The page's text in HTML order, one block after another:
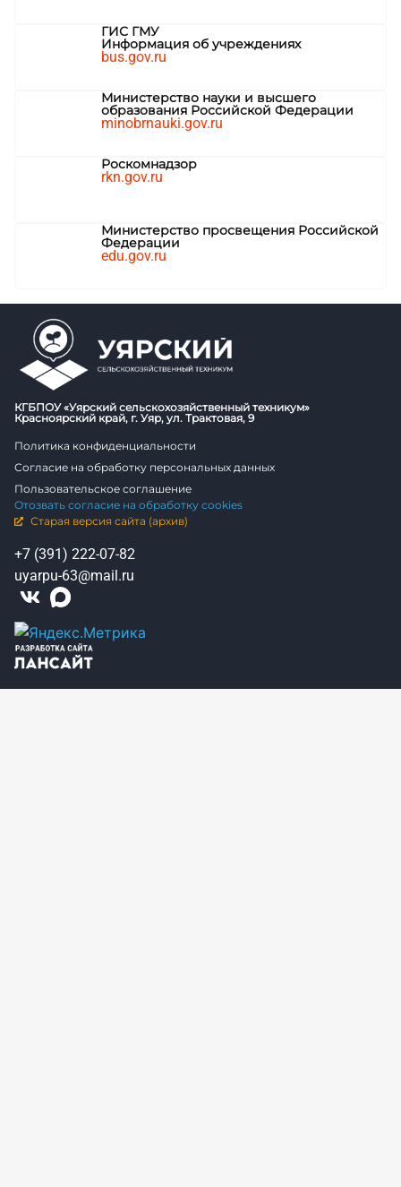
ГИС ГМУ
Информация об учреждениях
bus.gov.ru
Министерство науки и высшего
образования Российской Федерации
minobrnauki.gov.ru
Роскомнадзор
rkn.gov.ru
Министерство просвещения Российской
Федерации
edu.gov.ru
КГБПОУ «Уярский сельскохозяйственный техникум»
Красноярский край, г. Уяр, ул. Трактовая, 9
Политика конфиденциальности
Согласие на обработку персональных данных
Пользовательское соглашение
Отозвать согласие на обработку cookies
Старая версия сайта (архив)
+7 (391) 222-07-82
uyarpu-63@mail.ru